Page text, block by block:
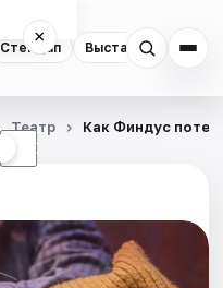
Стендап Выставки
×
☾
Театр Как Финдус